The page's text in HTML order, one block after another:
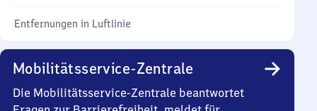
Entfernungen in Luftlinie
Mobilitätsservice-Zentrale
Die Mobilitätsservice-Zentrale beantwortet